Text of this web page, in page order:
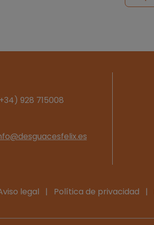
928 715008
legal | Política de privacidad |